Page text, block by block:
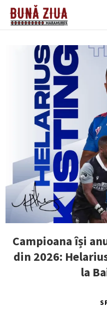
Campioana își
din 2026:
la